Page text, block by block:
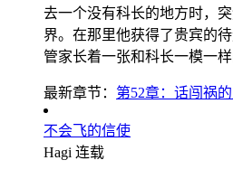
去一个没有科长的地方时，
界。在那里他获得了贵宾的
管家长着一张和科长一模一
最新章节： 第52章：话闯祸
不会飞的信使
Hagi 连载